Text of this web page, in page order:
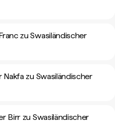
zu Swasiländischer
zu Swasiländischer
Birr zu Swasiländischer